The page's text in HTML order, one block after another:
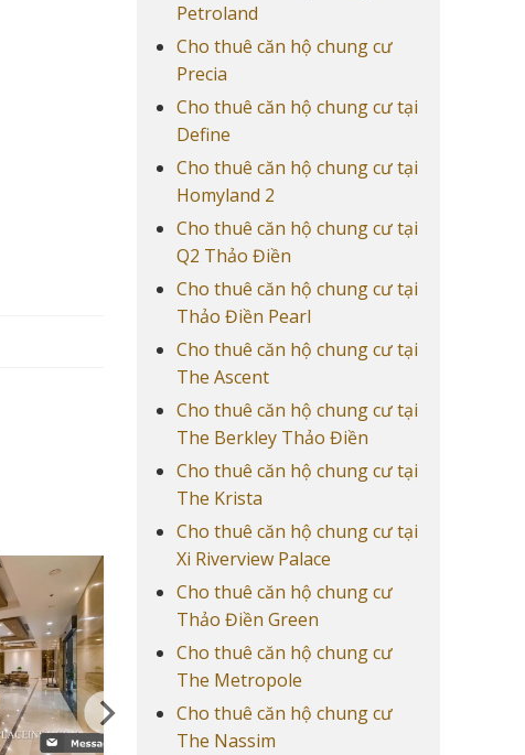
Petroland
Cho thuê căn hộ chung cư
Precia
Cho thuê căn hộ chung cư tại
Define
Cho thuê căn hộ chung cư tại
Homyland 2
Cho thuê căn hộ chung cư tại
Q2 Thảo Điền
Cho thuê căn hộ chung cư tại
Thảo Điền Pearl
Cho thuê căn hộ chung cư tại
The Ascent
Cho thuê căn hộ chung cư tại
The Berkley Thảo Điền
Cho thuê căn hộ chung cư tại
The Krista
Cho thuê căn hộ chung cư tại
Xi Riverview Palace
Cho thuê căn hộ chung cư
Thảo Điền Green
Cho thuê căn hộ chung cư
The Metropole
Cho thuê căn hộ chung cư
The Nassim